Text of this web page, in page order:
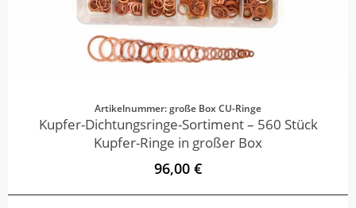
Artikelnummer: große Box CU-Ringe
Kupfer-Dichtungsringe-Sortiment – 560 Stück
Kupfer-Ringe in großer Box
96,00 €